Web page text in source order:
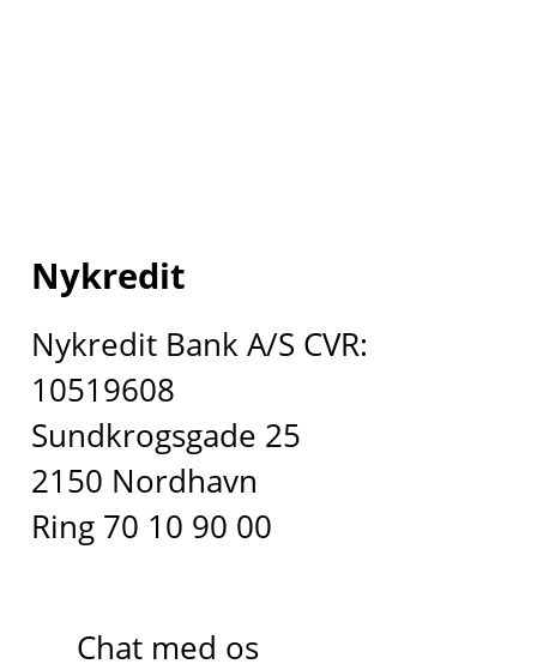
Nykredit
Nykredit Bank A/S CVR:
10519608
Sundkrogsgade 25
2150 Nordhavn
Ring 70 10 90 00
Chat med os